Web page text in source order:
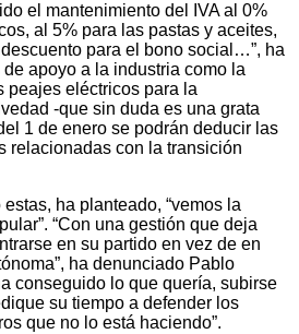
el mantenimiento del IVA al 0%
al 5% para las pastas y aceites,
para el bono social…”, ha
apoyo a la industria como la
peajes eléctricos para la
-que sin duda es una grata
1 de enero se podrán deducir las
relacionadas con la transición
ha planteado, “vemos la
“Con una gestión que deja
en su partido en vez de en
ha denunciado Pablo
conseguido lo que quería, subirse
su tiempo a defender los
que no lo está haciendo”.